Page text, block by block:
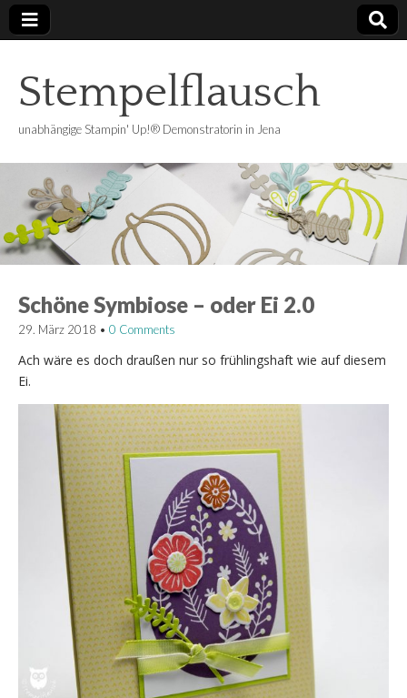
Stempelflausch
unabhängige Stampin' Up!® Demonstratorin in Jena
Schöne Symbiose – oder Ei 2.0
29. März 2018 • 0 Comments
Ach wäre es doch draußen nur so frühlingshaft wie auf diesem
Ei.